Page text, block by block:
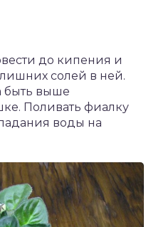
до кипения и
солей в ней.
быть выше
Поливать фиалку
воды на